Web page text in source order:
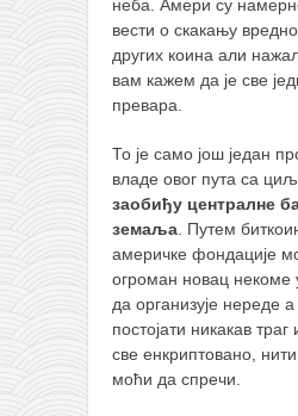
неба. Амери су
вести о скакању
других коина али
вам кажем да је све
превара.
То је само још један
владе овог пута са
заобиђу централне
земаља . Путем
америчке фондације
огроман новац
да организује нереде
постојати никакав траг
све енкриптовано,
моћи да спречи.